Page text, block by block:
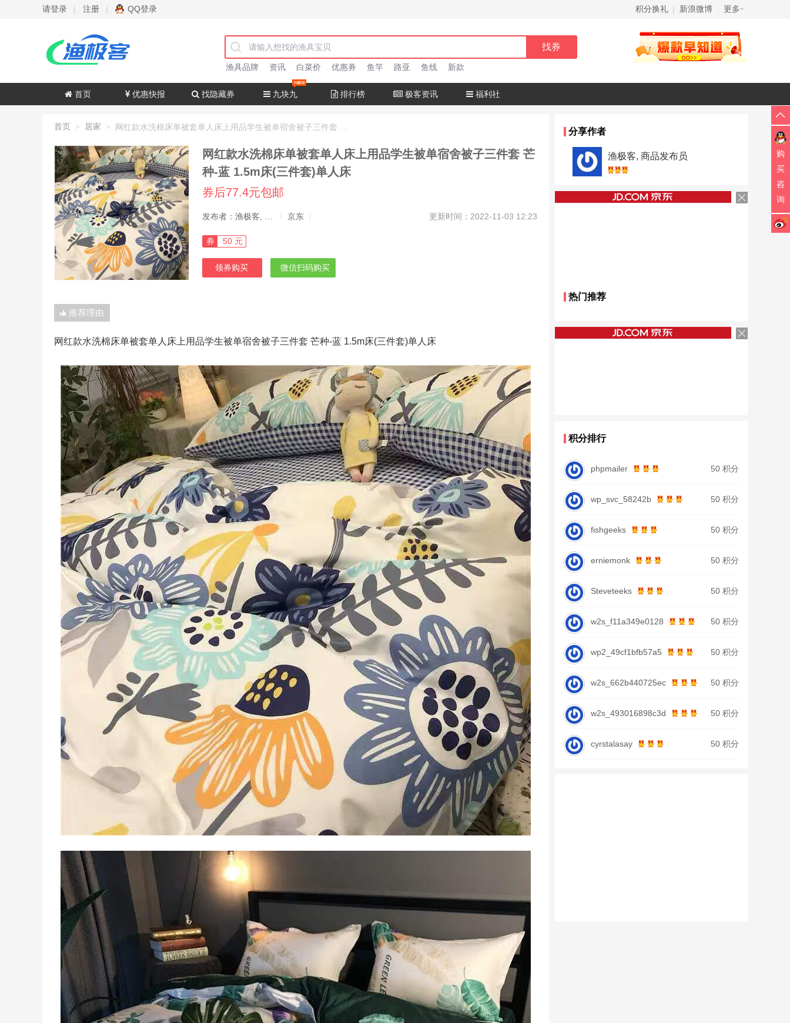
请登录 | 注册 | QQ登录 积分换礼 | 新浪微博 更多
渔具品牌 资讯 白菜价 优惠券 鱼竿 路亚 鱼线 新款
首页 优惠快报 找隐藏券 九块九 排行榜 极客资讯 福利社
首页 > 居家 >
网红款水洗棉床单被套单人床上用品学生被单宿舍被子三件套 芒
种-蓝 1.5m床(三件套)单人床
券后77.4元包邮
京东 更新时间：2022-11-03 12:23
券 50 元
领券购买 微信扫码购买
推荐理由
网红款水洗棉床单被套单人床上用品学生被单宿舍被子三件套 芒种-蓝 1.5m床(三件套)单人床
分享作者
渔极客, 商品发布员
热门推荐
积分排行
phpmailer 50 积分
wp_svc_58242b 50 积分
fishgeeks 50 积分
erniemonk 50 积分
Steveteeks 50 积分
w2s_f11a349e0128 50 积分
wp2_49cf1bfb57a5 50 积分
w2s_662b440725ec 50 积分
w2s_493016898c3d 50 积分
cyrstalasay 50 积分
购
买
咨
询